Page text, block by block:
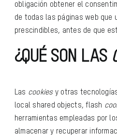
obligación obtener el
de todas las páginas web que
prescindibles, antes de que
¿QUÉ SON LAS
Las cookies y otras
local shared objects, flash
herramientas empleadas por
almacenar y recuperar